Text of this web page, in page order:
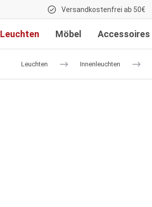
Versandkostenfrei ab 50€
Leuchten Möbel Accessoires
Leuchten Innenleuchten